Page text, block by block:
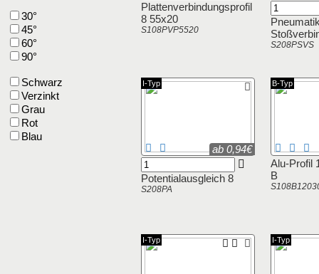
Plattenverbindungsprofil
8 55x20
S108PVP5520
S208PSVS
Potentialausgleich 8
S208PA
ab 0,94€
I-Typ
Alu-Profil
B
B-Typ
I-Typ I-Typ
30°
45°
60°
90°
Schwarz
Verzinkt
Grau
Rot
Blau